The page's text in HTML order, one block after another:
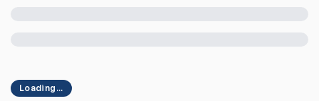
Loading...